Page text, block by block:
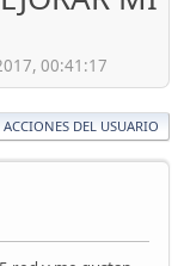
00:41:17
ACCIONES DEL USUARIO